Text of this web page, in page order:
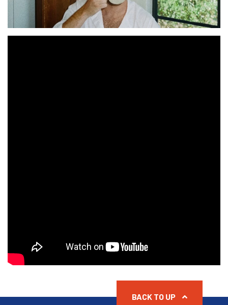
BACK TO UP